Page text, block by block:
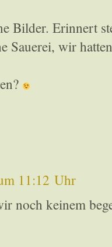
Bilder. Erinnert
Sauerei, wir
11:12 Uhr
noch keinem